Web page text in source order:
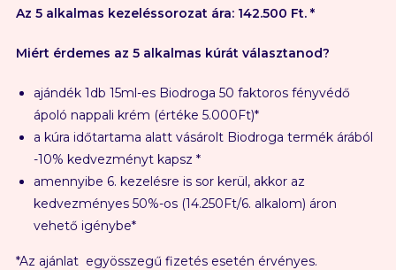
Az 5 alkalmas kezeléssorozat ára: 142.500 Ft. *
Miért érdemes az 5 alkalmas kúrát választanod?
ajándék 1db 15ml-es Biodroga 50 faktoros fényvédő
ápoló nappali krém (értéke 5.000Ft)*
a kúra időtartama alatt vásárolt Biodroga termék árából
-10% kedvezményt kapsz *
amennyibe 6. kezelésre is sor kerül, akkor az
kedvezményes 50%-os (14.250Ft/6. alkalom) áron
vehető igénybe*
*Az ajánlat egyösszegű fizetés esetén érvényes.